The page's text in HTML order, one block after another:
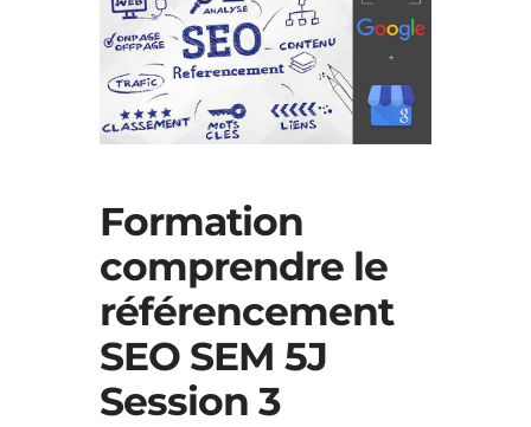
Formation
comprendre le
référencement
SEO SEM 5J
Session 3